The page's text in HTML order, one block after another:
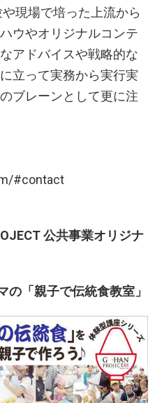
現場で培った上流から
ウやオリジナルコンテ
アドバイスや戦略的な
立って実務から実行実
ブレーンとして更に注
#contact
公共事業オリジナ
「親子で伝統食教室」